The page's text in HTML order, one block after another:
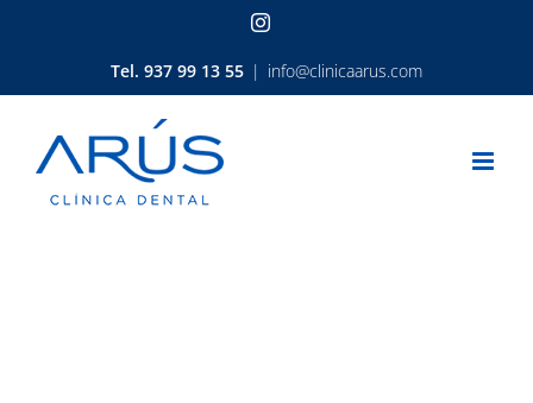
Instagram
Tel. 937 99 13 55 | info@clinicaarus.com